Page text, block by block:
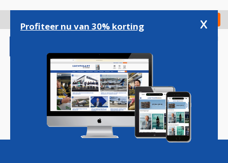
gaan
Check in
Magazine Podcasts Vacatures
Profiteer nu van 30% korting x